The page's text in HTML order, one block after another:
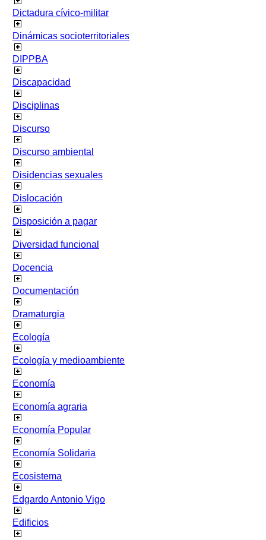
Dictadura cívico-militar
Dinámicas socioterritoriales
DIPPBA
Discapacidad
Disciplinas
Discurso
Discurso ambiental
Disidencias sexuales
Dislocación
Disposición a pagar
Diversidad funcional
Docencia
Documentación
Dramaturgia
Ecología
Ecología y medioambiente
Economía
Economía agraria
Economía Popular
Economía Solidaria
Ecosistema
Edgardo Antonio Vigo
Edificios